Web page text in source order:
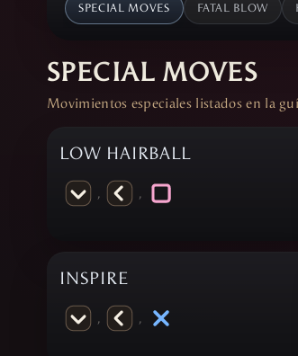
SPECIAL MOVES FATAL BLOW
SPECIAL MOVES
Movimientos especiales listados en la
LOW HAIRBALL
, ,
INSPIRE
, ,